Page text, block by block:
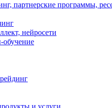
партнерские программы,
нейросети
и услуги